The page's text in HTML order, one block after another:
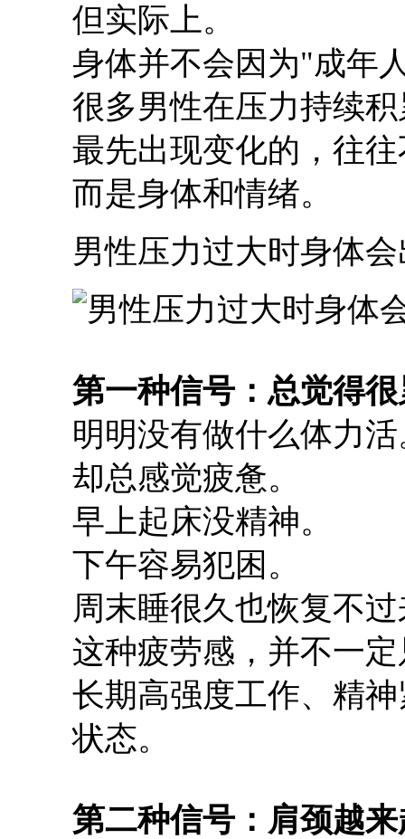
但实际上。
身体并不会因为"成年
很多男性在压力持续
最先出现变化的，往
而是身体和情绪。
男性压力过大时身体
第一种信号：总觉得很
明明没有做什么体力
却总感觉疲惫。
早上起床没精神。
下午容易犯困。
周末睡很久也恢复不
这种疲劳感，并不一
长期高强度工作、精
状态。
第二种信号：肩颈越